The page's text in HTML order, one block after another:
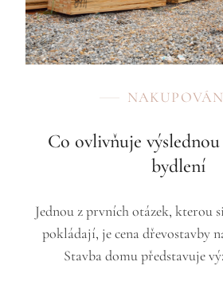
Co ovlivňuje
bydlení
Jednou z prvních otázek, kterou
pokládají, je cena dřevostavby
Stavba domu představuje